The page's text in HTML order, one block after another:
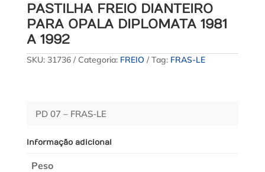
PASTILHA FREIO DIANTEIRO
PARA OPALA DIPLOMATA 1981
A 1992
SKU: 31736 Categoria: FREIO Tag: FRAS-LE
PD 07 – FRAS-LE
Informação adicional
Peso